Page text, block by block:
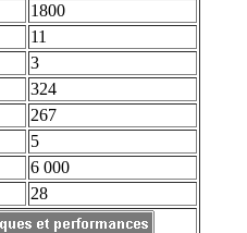
1800
11
3
324
267
5
6 000
28